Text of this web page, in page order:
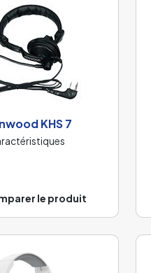
KHS 7
le produit